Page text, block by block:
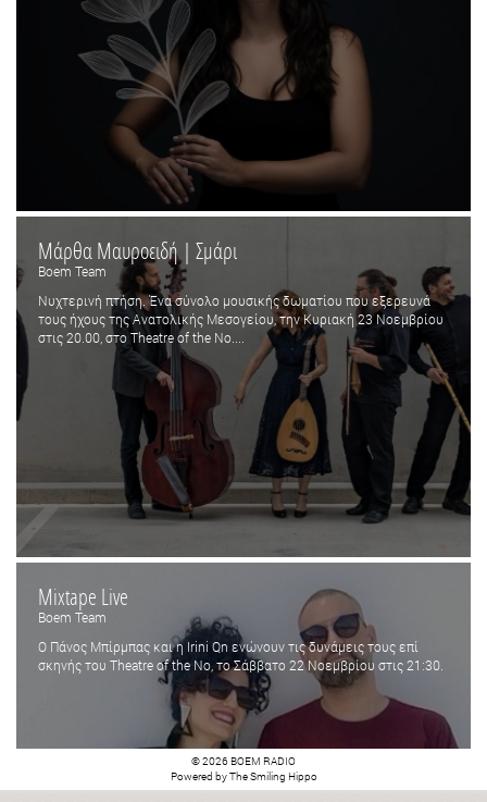
Μάρθα Μαυροειδή | Σμάρι
Boem Team
Νυχτερινή πτήση. Ένα σύνολο μουσικής δωματίου που εξερευνά
τους ήχους της Ανατολικής Μεσογείου, την Kυριακή 23 Νοεμβρίου
στις 20.00, στο Theatre of the No....
Mixtape Live
Boem Team
Ο Πάνος Μπίρμπας και η Irini Qn ενώνουν τις δυνάμεις τους επί
σκηνής του Theatre of the No, το Σάββατο 22 Νοεμβρίου στις 21:30.
© 2026 BOEM RADIO
Powered byThe Smiling Hippo